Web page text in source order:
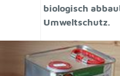
biologisch
Umweltschutz.